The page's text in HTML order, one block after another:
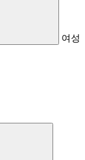
여성